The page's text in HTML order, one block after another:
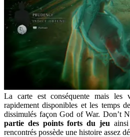
La carte est conséquente mais les
rapidement disponibles et les temps
dissimulés façon God of War. Don’t
partie des points forts du jeu
rencontrés possède une histoire assez